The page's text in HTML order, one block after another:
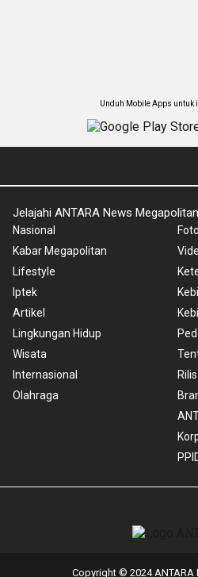
Unduh Mobile Apps untuk
Jelajahi ANTARA News Megapolitan
Nasional
Kabar Megapolitan
Lifestyle
Iptek
Artikel
Lingkungan Hidup
Wisata
Internasional
Olahraga
Foto
Copyright © 2024